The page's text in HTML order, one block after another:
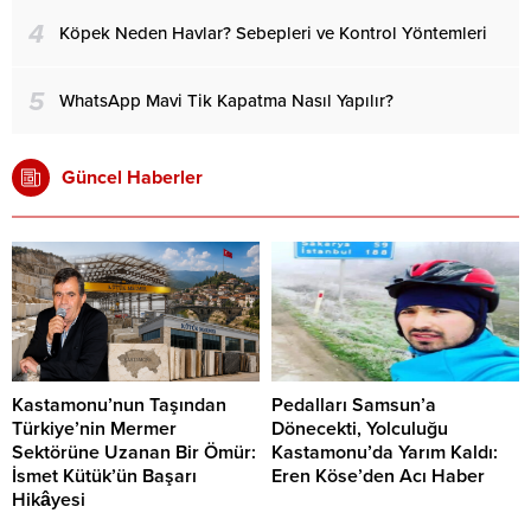
4 Köpek Neden Havlar? Sebepleri ve Kontrol Yöntemleri
5 WhatsApp Mavi Tik Kapatma Nasıl Yapılır?
Güncel Haberler
Kastamonu’nun Taşından
Türkiye’nin Mermer
Sektörüne Uzanan Bir Ömür:
İsmet Kütük’ün Başarı
Hikâyesi
Pedalları Samsun’a
Dönecekti, Yolculuğu
Kastamonu’da Yarım Kaldı:
Eren Köse’den Acı Haber